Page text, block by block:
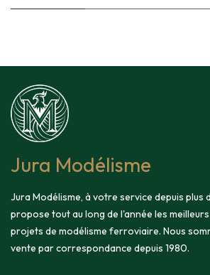
Jura Modélisme
Jura Modélisme, à votre service depuis plus
propose tout au long de l'année les
projets de modélisme ferroviaire. Nous
vente par correspondance depuis 1980.